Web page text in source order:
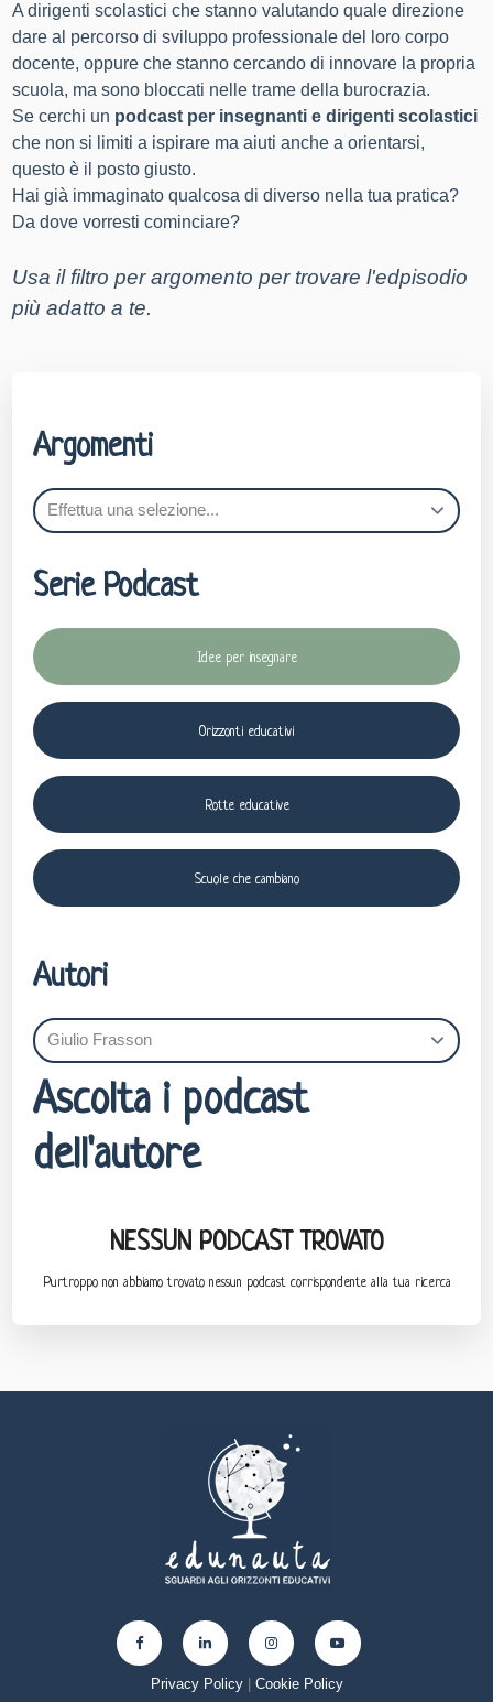
A dirigenti scolastici che stanno valutando quale direzione
dare al percorso di sviluppo professionale del loro corpo
docente, oppure che stanno cercando di innovare la propria
scuola, ma sono bloccati nelle trame della burocrazia.
Se cerchi un podcast per insegnanti e dirigenti scolastici
che non si limiti a ispirare ma aiuti anche a orientarsi,
questo è il posto giusto.
Hai già immaginato qualcosa di diverso nella tua pratica?
Da dove vorresti cominciare?
Usa il filtro per argomento per trovare l'edpisodio
più adatto a te.
Argomenti
Serie Podcast
Idee per insegnare
Orizzonti educativi
Rotte educative
Scuole che cambiano
Autori
Ascolta i podcast
dell'autore
NESSUN PODCAST TROVATO
Purtroppo non abbiamo trovato nessun podcast corrispondente alla tua ricerca
Privacy Policy| Cookie Policy